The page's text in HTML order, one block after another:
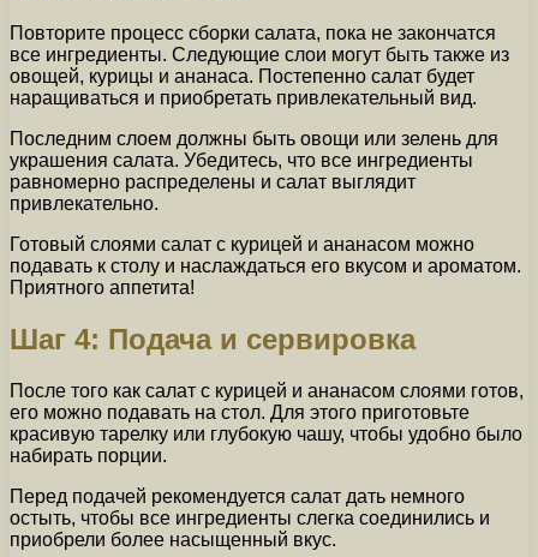
Повторите процесс сборки салата, пока не закончатся
все ингредиенты. Следующие слои могут быть также из
овощей, курицы и ананаса. Постепенно салат будет
наращиваться и приобретать привлекательный вид.
Последним слоем должны быть овощи или зелень для
украшения салата. Убедитесь, что все ингредиенты
равномерно распределены и салат выглядит
привлекательно.
Готовый слоями салат с курицей и ананасом можно
подавать к столу и наслаждаться его вкусом и ароматом.
Приятного аппетита!
Шаг 4: Подача и сервировка
После того как салат с курицей и ананасом слоями готов,
его можно подавать на стол. Для этого приготовьте
красивую тарелку или глубокую чашу, чтобы удобно было
набирать порции.
Перед подачей рекомендуется салат дать немного
остыть, чтобы все ингредиенты слегка соединились и
приобрели более насыщенный вкус.